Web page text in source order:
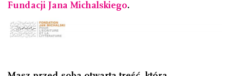
Fundacji Jana Michalskiego.